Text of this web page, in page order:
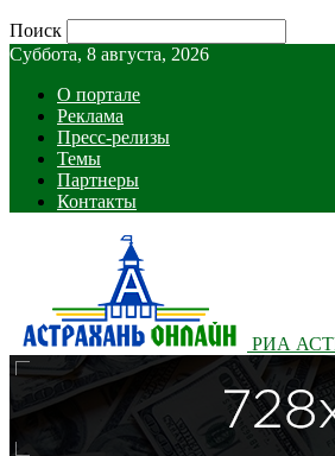
Поиск
Суббота, 8 августа, 2026
О портале
Реклама
Пресс-релизы
Темы
Партнеры
Контакты
РИА